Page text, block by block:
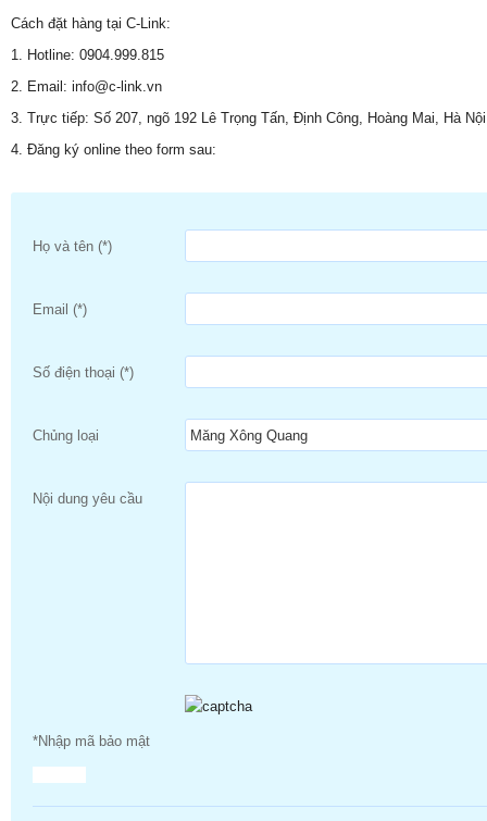
Cách đặt hàng tại C-Link:
1. Hotline: 0904.999.815
2. Email: info@c-link.vn
3. Trực tiếp: Số 207, ngõ 192 Lê Trọng Tấn, Định Công, Hoàng Mai, Hà Nội
4. Đăng ký online theo form sau:
Họ và tên (*)
Email (*)
Số điện thoại (*)
Chủng loại
Nội dung yêu cầu
*Nhập mã bảo mật